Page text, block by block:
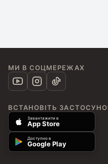
МИ В СОЦМЕРЕЖАХ
ВСТАНОВІТЬ
Завантажити в
App Store
Доступно в
Google Play